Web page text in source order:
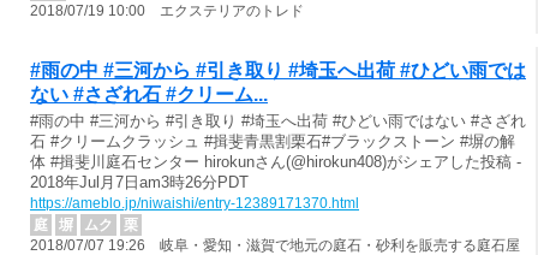
2018/07/19 10:00 エクステリアのトレド
#雨の中 #三河から #引き取り #埼玉へ出荷 #ひどい雨では
ない #さざれ石 #クリーム...
#雨の中 #三河から #引き取り #埼玉へ出荷 #ひどい雨ではない #さざれ
石 #クリームクラッシュ #揖斐青黒割栗石#ブラックストーン #塀の解
体 #揖斐川庭石センター hirokunさん(@hirokun408)がシェアした投稿 -
2018年Jul月7日am3時26分PDT
https://ameblo.jp/niwaishi/entry-12389171370.html
庭
塀 ムク
栗
2018/07/07 19:26 岐阜・愛知・滋賀で地元の庭石・砂利を販売する庭石屋